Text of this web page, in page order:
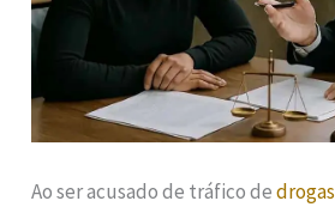
Ao ser acusado de tráfico dedrogas